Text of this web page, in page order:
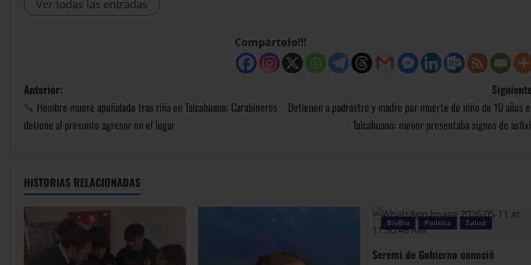
Ver todas las entradas
Compártelo!!!
Anterior:
🔪 Hombre muere apuñalado tras riña en Talcahuano: Carabineros
detiene al presunto agresor en el lugar
Detienen a padrastro y madre por muerte de niño de 10 años
Talcahuano: menor presentaba signos de
HISTORIAS RELACIONADAS
BioBio Política Salud
Seremi de Gobierno conoció